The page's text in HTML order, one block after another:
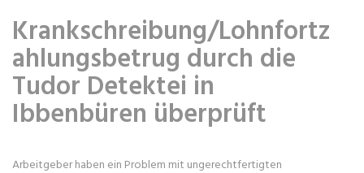
Krankschreibung/Lohnfortz
ahlungsbetrug durch die
Tudor Detektei in
Ibbenbüren überprüft
Arbeitgeber haben ein Problem mit ungerechtfertigten